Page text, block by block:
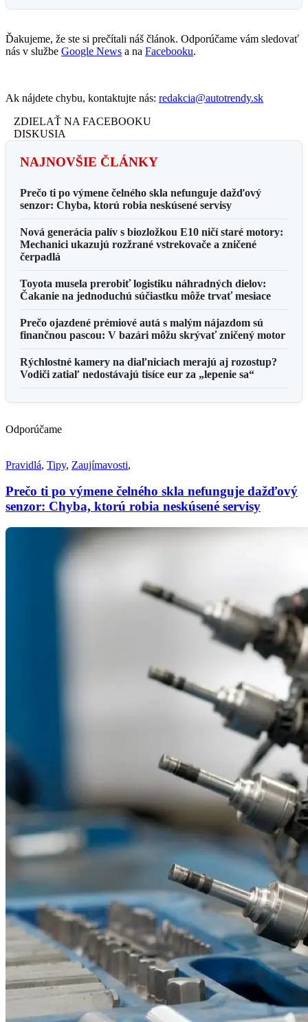
Ďakujeme, že ste si prečítali náš článok. Odporúčame vám sledovať
nás v službe Google News a na Facebooku.
Ak nájdete chybu, kontaktujte nás: redakcia@autotrendy.sk
ZDIELAŤ NA FACEBOOKU
DISKUSIA
NAJNOVŠIE ČLÁNKY
Prečo ti po výmene čelného skla nefunguje dažďový
senzor: Chyba, ktorú robia neskúsené servisy
Nová generácia palív s biozložkou E10 ničí staré motory:
Mechanici ukazujú rozžrané vstrekovače a zničené
čerpadlá
Toyota musela prerobiť logistiku náhradných dielov:
Čakanie na jednoduchú súčiastku môže trvať mesiace
Prečo ojazdené prémiové autá s malým nájazdom sú
finančnou pascou: V bazári môžu skrývať zničený motor
Rýchlostné kamery na diaľniciach merajú aj rozostup?
Vodiči zatiaľ nedostávajú tisíce eur za „lepenie sa“
Odporúčame
Pravidlá, Tipy, Zaujímavosti,
Prečo ti po výmene čelného skla nefunguje dažďový
senzor: Chyba, ktorú robia neskúsené servisy